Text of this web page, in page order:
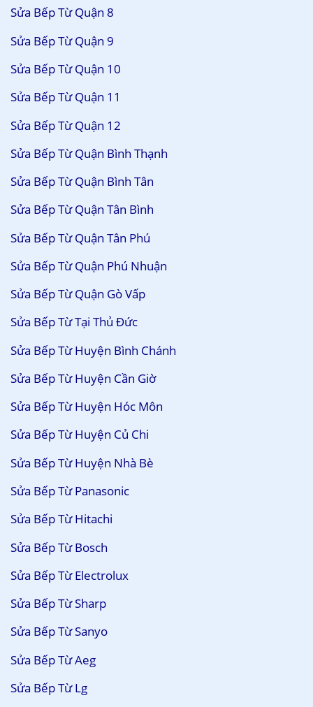
Sửa Bếp Từ Quận 8
Sửa Bếp Từ Quận 9
Sửa Bếp Từ Quận 10
Sửa Bếp Từ Quận 11
Sửa Bếp Từ Quận 12
Sửa Bếp Từ Quận Bình Thạnh
Sửa Bếp Từ Quận Bình Tân
Sửa Bếp Từ Quận Tân Bình
Sửa Bếp Từ Quận Tân Phú
Sửa Bếp Từ Quận Phú Nhuận
Sửa Bếp Từ Quận Gò Vấp
Sửa Bếp Từ Tại Thủ Đức
Sửa Bếp Từ Huyện Bình Chánh
Sửa Bếp Từ Huyện Cần Giờ
Sửa Bếp Từ Huyện Hóc Môn
Sửa Bếp Từ Huyện Củ Chi
Sửa Bếp Từ Huyện Nhà Bè
Sửa Bếp Từ Panasonic
Sửa Bếp Từ Hitachi
Sửa Bếp Từ Bosch
Sửa Bếp Từ Electrolux
Sửa Bếp Từ Sharp
Sửa Bếp Từ Sanyo
Sửa Bếp Từ Aeg
Sửa Bếp Từ Lg